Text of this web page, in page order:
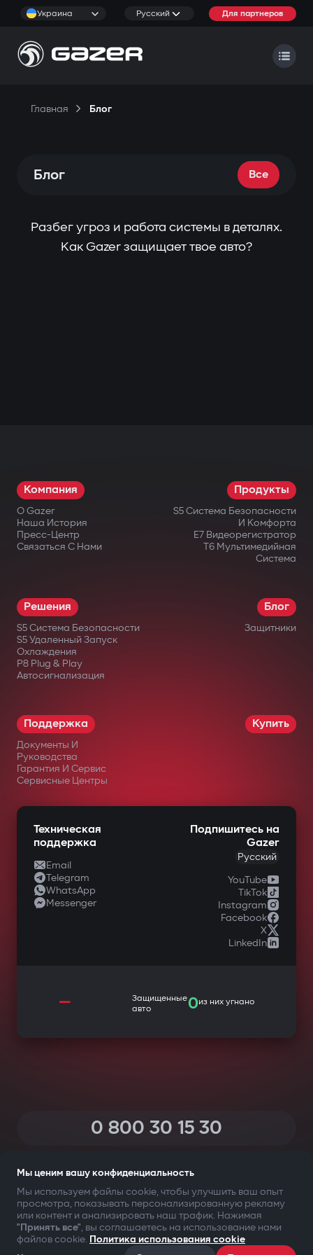
Украина Русский Для партнеров
Главная Блог
Блог Все
Разбег угроз и работа системы в деталях.
Как Gazer защищает твое авто?
Компания
О Gazer
Наша История
Пресс-Центр
Связаться С Нами
Продукты
S5 Система Безопасности
И Комфорта
E7 Видеорегистратор
T6 Мультимедийная
Система
Решения
S5 Система Безопасности
S5 Удаленный Запуск
Охлаждения
P8 Plug & Play
Автосигнализация
Блог
Защитники
Поддержка
Документы И
Руководства
Гарантия И Сервис
Сервисные Центры
Купить
Техническая
поддержка
Email
Telegram
WhatsApp
Messenger
Подпишитесь на
Gazer
Русский
YouTube
TikTok
Instagram
Facebook
X
LinkedIn
—
Защищенные
авто
0из них угнано
0 800 30 15 30
ТВОЯ БЕЗОПАСНОСТЬ ПРЕЖДЕ ВСЕГО
©2009-2026Gazer Limited (UK) All rights reserved
Мы ценим вашу конфиденциальность
Мы используем файлы cookie, чтобы улучшить ваш опыт
просмотра, показывать персонализированную рекламу
или контент и анализировать наш трафик. Нажимая
"Принять все", вы соглашаетесь на использование нами
файлов cookie. Политика использования cookie